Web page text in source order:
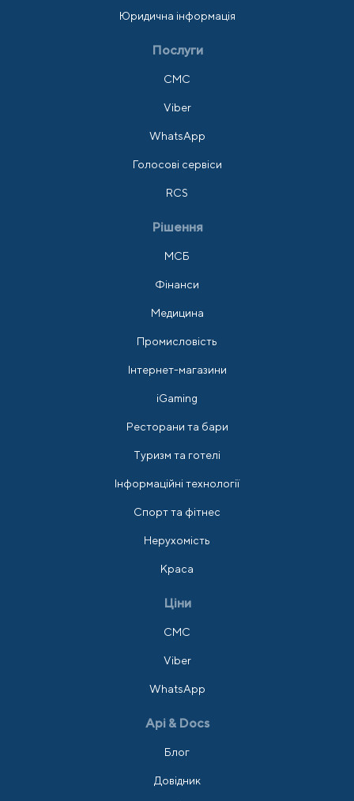
Юридична інформація
Послуги
СМС
Viber
WhatsApp
Голосові сервіси
RCS
Рішення
МСБ
Фінанси
Медицина
Промисловість
Інтернет-магазини
iGaming
Ресторани та бари
Туризм та готелі
Інформаційні технології
Спорт та фітнес
Нерухомість
Краса
Ціни
СМС
Viber
WhatsApp
Api & Docs
Блог
Довідник